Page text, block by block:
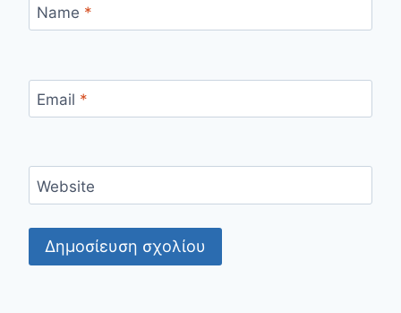
Name *
Email *
Website